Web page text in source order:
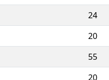
24
20
55
20